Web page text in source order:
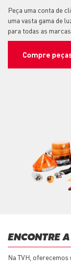
Peça uma conta de
uma vasta gama de
para todas as
Compre
ENCONTRE
Na TVH,